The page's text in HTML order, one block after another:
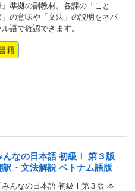
』準拠の副教材。各課の「こと
」の意味や「文法」の説明をネパ
ル語で確認できます。
籍
んなの日本語 初級Ⅰ 第３版
訳・文法解説 ベトナム語版
みんなの日本語 初級Ⅰ第３版 本